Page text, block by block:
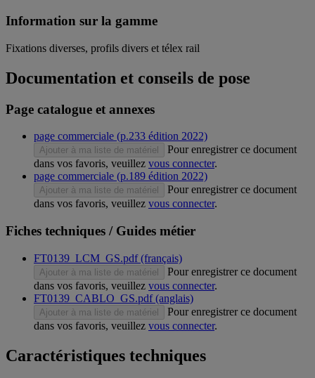
Information sur la gamme
Fixations diverses, profils divers et télex rail
Documentation et conseils de pose
Page catalogue et annexes
page commerciale (p.233 édition 2022)
Ajouter à ma liste de matériel
Pour enregistrer ce document
dans vos favoris, veuillez vous connecter.
page commerciale (p.189 édition 2022)
Ajouter à ma liste de matériel
Pour enregistrer ce document
dans vos favoris, veuillez vous connecter.
Fiches techniques / Guides métier
FT0139_LCM_GS.pdf (français)
Ajouter à ma liste de matériel
Pour enregistrer ce document
dans vos favoris, veuillez vous connecter.
FT0139_CABLO_GS.pdf (anglais)
Ajouter à ma liste de matériel
Pour enregistrer ce document
dans vos favoris, veuillez vous connecter.
Caractéristiques techniques